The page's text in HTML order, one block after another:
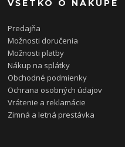
VŠETKO O NÁKUPE
Predajňa
Možnosti doručenia
Možnosti platby
Nákup na splátky
Obchodné podmienky
Ochrana osobných údajov
Vrátenie a reklamácie
Zimná a letná prestávka